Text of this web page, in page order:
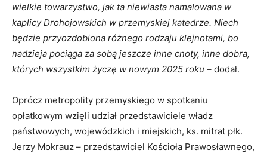
wielkie towarzystwo, jak ta niewiasta namalowana w
kaplicy Drohojowskich w przemyskiej katedrze. Niech
będzie przyozdobiona różnego rodzaju klejnotami, bo
nadzieja pociąga za sobą jeszcze inne cnoty, inne dobra,
których wszystkim życzę w nowym 2025 roku – dodał.
Oprócz metropolity przemyskiego w spotkaniu
opłatkowym wzięli udział przedstawiciele władz
państwowych, wojewódzkich i miejskich, ks. mitrat płk.
Jerzy Mokrauz – przedstawiciel Kościoła Prawosławnego,